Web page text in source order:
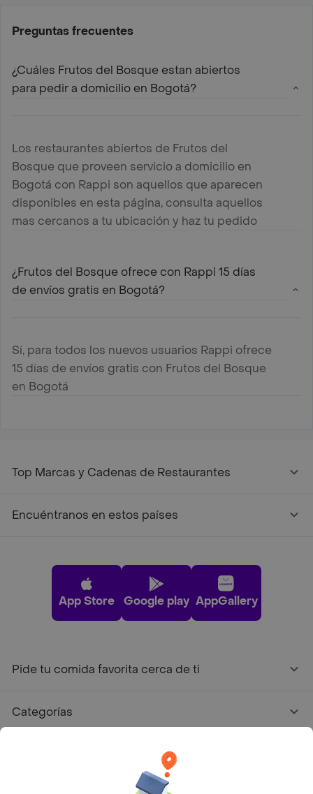
Preguntas frecuentes
¿Cuáles Frutos del Bosque estan abiertos
para pedir a domicilio en Bogotá?
Los restaurantes abiertos de Frutos del
Bosque que proveen servicio a domicilio en
Bogotá con Rappi son aquellos que aparecen
disponibles en esta página, consulta aquellos
mas cercanos a tu ubicación y haz tu pedido
¿Frutos del Bosque ofrece con Rappi 15 días
de envíos gratis en Bogotá?
Sí, para todos los nuevos usuarios Rappi ofrece
15 días de envíos gratis con Frutos del Bosque
en Bogotá
Top Marcas y Cadenas de Restaurantes
Encuéntranos en estos países
App Store Google play AppGallery
Pide tu comida favorita cerca de ti
Categorías